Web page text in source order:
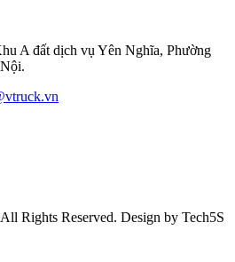
A đất dịch vụ Yên Nghĩa, Phường
Rights Reserved. Design by Tech5S